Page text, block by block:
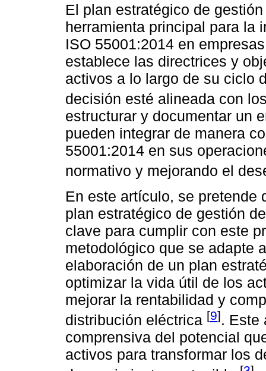
El plan estratégico de
herramienta principal para la
ISO 55001:2014 en
establece las directrices y
activos a lo largo de su ciclo
decisión esté alineada con
estructurar y documentar un
pueden integrar de manera
55001:2014 en sus
normativo y mejorando el
En este artículo, se pretende
plan estratégico de gestión
clave para cumplir con este
metodológico que se adapte
elaboración de un plan
optimizar la vida útil de los
mejorar la rentabilidad y
distribución eléctrica [9]. Este
comprensiva del potencial
activos para transformar los